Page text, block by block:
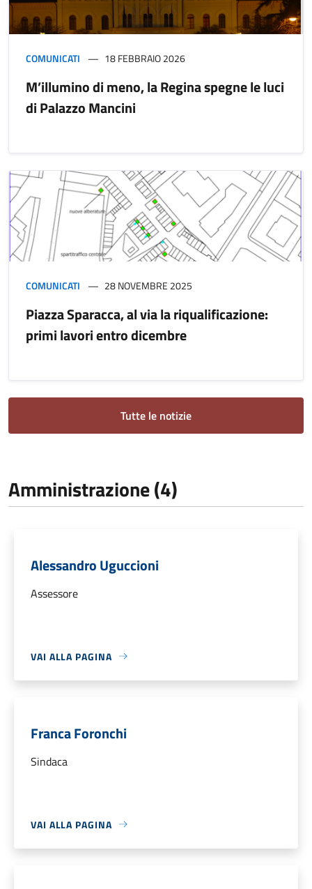
COMUNICATI 18 FEBBRAIO 2026
M’illumino di meno, la Regina spegne le luci
di Palazzo Mancini
COMUNICATI 28 NOVEMBRE 2025
Piazza Sparacca, al via la riqualificazione:
primi lavori entro dicembre
Tutte le notizie
Amministrazione (4)
Alessandro Uguccioni
Assessore
VAI ALLA PAGINA
Franca Foronchi
Sindaca
VAI ALLA PAGINA